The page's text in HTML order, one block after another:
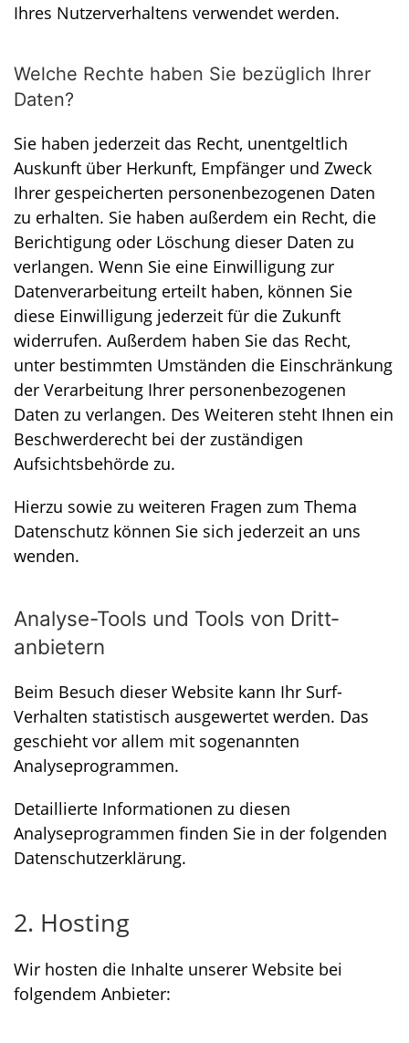
Ihres Nutzerverhaltens verwendet werden.
Welche Rechte haben Sie bezüglich Ihrer
Daten?
Sie haben jederzeit das Recht, unentgeltlich
Auskunft über Herkunft, Empfänger und Zweck
Ihrer gespeicherten personenbezogenen Daten
zu erhalten. Sie haben außerdem ein Recht, die
Berichtigung oder Löschung dieser Daten zu
verlangen. Wenn Sie eine Einwilligung zur
Datenverarbeitung erteilt haben, können Sie
diese Einwilligung jederzeit für die Zukunft
widerrufen. Außerdem haben Sie das Recht,
unter bestimmten Umständen die Einschränkung
der Verarbeitung Ihrer personenbezogenen
Daten zu verlangen. Des Weiteren steht Ihnen ein
Beschwerderecht bei der zuständigen
Aufsichtsbehörde zu.
Hierzu sowie zu weiteren Fragen zum Thema
Datenschutz können Sie sich jederzeit an uns
wenden.
Analyse-Tools und Tools von Dritt­
anbietern
Beim Besuch dieser Website kann Ihr Surf-
Verhalten statistisch ausgewertet werden. Das
geschieht vor allem mit sogenannten
Analyseprogrammen.
Detaillierte Informationen zu diesen
Analyseprogrammen finden Sie in der folgenden
Datenschutzerklärung.
2. Hosting
Wir hosten die Inhalte unserer Website bei
folgendem Anbieter: